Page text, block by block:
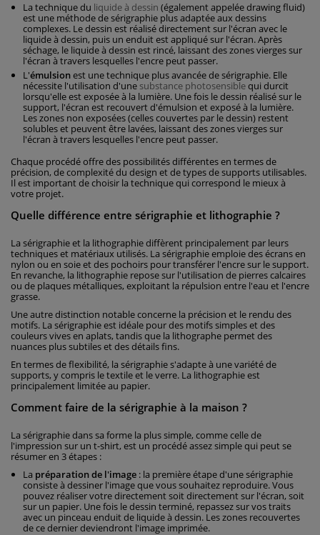
La technique du liquide à dessin (également appelée drawing fluid)
est une méthode de sérigraphie plus adaptée aux dessins
complexes. Le dessin est réalisé directement sur l'écran avec le
liquide à dessin, puis un enduit est appliqué sur l'écran. Après
séchage, le liquide à dessin est rincé, laissant des zones vierges sur
l'écran à travers lesquelles l'encre peut passer.
L'émulsionest une technique plus avancée de sérigraphie. Elle
nécessite l'utilisation d'une substance photosensiblequi durcit
lorsqu'elle est exposée à la lumière. Une fois le dessin réalisé sur le
support, l'écran est recouvert d'émulsion et exposé à la lumière.
Les zones non exposées (celles couvertes par le dessin) restent
solubles et peuvent être lavées, laissant des zones vierges sur
l'écran à travers lesquelles l'encre peut passer.
Chaque procédé offre des possibilités différentes en termes de
précision, de complexité du design et de types de supports utilisables.
Il est important de choisir la technique qui correspond le mieux à
votre projet.
Quelle différence entre sérigraphie et lithographie ?
La sérigraphie et la lithographie diffèrent principalement par leurs
techniques et matériaux utilisés. La sérigraphie emploie des écrans en
nylon ou en soie et des pochoirs pour transférer l'encre sur le support.
En revanche, la lithographie repose sur l'utilisation de pierres calcaires
ou de plaques métalliques, exploitant la répulsion entre l'eau et l'encre
grasse.
Une autre distinction notable concerne la précision et le rendu des
motifs. La sérigraphie est idéale pour des motifs simples et des
couleurs vives en aplats, tandis que la lithographe permet des
nuances plus subtiles et des détails fins.
En termes de flexibilité, la sérigraphie s'adapte à une variété de
supports, y compris le textile et le verre. La lithographie est
principalement limitée au papier.
Comment faire de la sérigraphie à la maison ?
La sérigraphie dans sa forme la plus simple, comme celle de
l'impression sur un t-shirt, est un procédé assez simple qui peut se
résumer en 3 étapes :
La préparation de l'image : la première étape d'une sérigraphie
consiste à dessiner l'image que vous souhaitez reproduire. Vous
pouvez réaliser votre directement soit directement sur l'écran, soit
sur un papier. Une fois le dessin terminé, repassez sur vos traits
avec un pinceau enduit de liquide à dessin. Les zones recouvertes
de ce dernier deviendront l'image imprimée.